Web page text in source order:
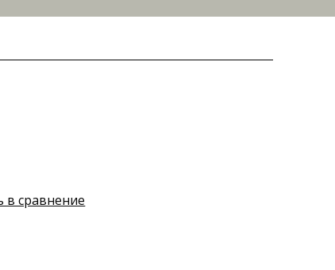
в сравнение